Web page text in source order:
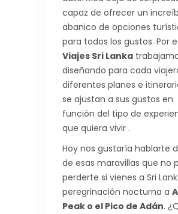
capaz de ofrecer un
abanico de opciones
para todos los gustos. Por
Viajes Sri Lanka
diseñando para cada
diferentes planes e
se ajustan a sus gustos en
función del tipo de
que quiera vivir .
Hoy nos gustaría hablarte
de esas maravillas que no
perderte si vienes a Sri
peregrinación nocturna a
Peak o el Pico de Adán.